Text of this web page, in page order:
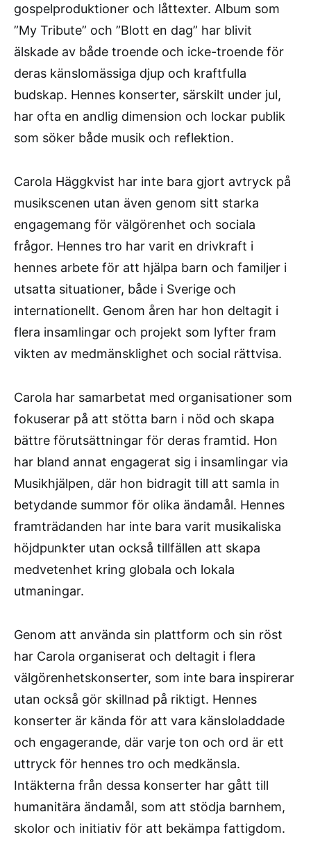
gospelproduktioner och låttexter. Album som
”My Tribute” och ”Blott en dag” har blivit
älskade av både troende och icke-troende för
deras känslomässiga djup och kraftfulla
budskap. Hennes konserter, särskilt under jul,
har ofta en andlig dimension och lockar publik
som söker både musik och reflektion.
Carola Häggkvist har inte bara gjort avtryck på
musikscenen utan även genom sitt starka
engagemang för välgörenhet och sociala
frågor. Hennes tro har varit en drivkraft i
hennes arbete för att hjälpa barn och familjer i
utsatta situationer, både i Sverige och
internationellt. Genom åren har hon deltagit i
flera insamlingar och projekt som lyfter fram
vikten av medmänsklighet och social rättvisa.
Carola har samarbetat med organisationer som
fokuserar på att stötta barn i nöd och skapa
bättre förutsättningar för deras framtid. Hon
har bland annat engagerat sig i insamlingar via
Musikhjälpen, där hon bidragit till att samla in
betydande summor för olika ändamål. Hennes
framträdanden har inte bara varit musikaliska
höjdpunkter utan också tillfällen att skapa
medvetenhet kring globala och lokala
utmaningar.
Genom att använda sin plattform och sin röst
har Carola organiserat och deltagit i flera
välgörenhetskonserter, som inte bara inspirerar
utan också gör skillnad på riktigt. Hennes
konserter är kända för att vara känsloladdade
och engagerande, där varje ton och ord är ett
uttryck för hennes tro och medkänsla.
Intäkterna från dessa konserter har gått till
humanitära ändamål, som att stödja barnhem,
skolor och initiativ för att bekämpa fattigdom.